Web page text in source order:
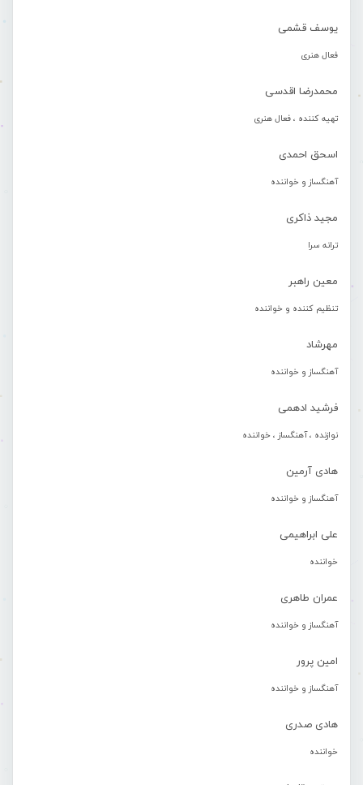
یوسف قشمی
فعال هنری
محمدرضا اقدسی
تهیه کننده ، فعال هنری
اسحق احمدی
آهنگساز و خواننده
مجید ذاکری
ترانه سرا
معین راهبر
تنظیم کننده و خواننده
مهرشاد
آهنگساز و خواننده
فرشید ادهمی
نوازنده ، آهنگساز ، خواننده
هادی آرمین
آهنگساز و خواننده
علی ابراهیمی
خواننده
عمران طاهری
آهنگساز و خواننده
امین پرور
آهنگساز و خواننده
هادی صدری
خواننده